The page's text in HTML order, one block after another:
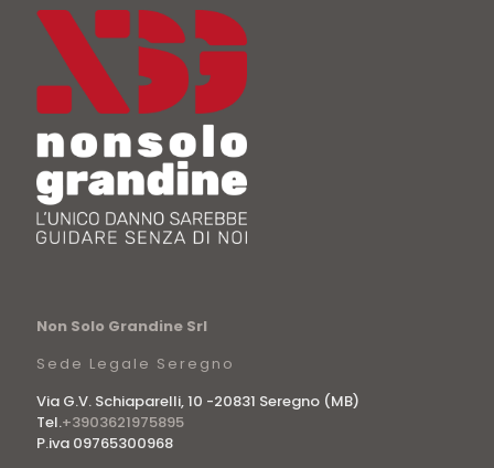
Non Solo Grandine Srl
Sede Legale Seregno
Via G.V. Schiaparelli, 10 -20831 Seregno (MB)
Tel.+3903621975895
P.iva 09765300968